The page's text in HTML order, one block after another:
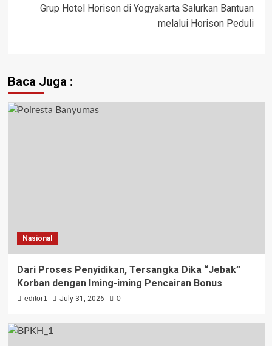
Grup Hotel Horison di Yogyakarta Salurkan Bantuan
melalui Horison Peduli
Baca Juga :
Nasional
Dari Proses Penyidikan, Tersangka Dika “Jebak”
Korban dengan Iming-iming Pencairan Bonus
editor1 July 31, 2026 0